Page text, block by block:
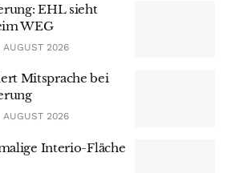
EHL sieht
WEG
2026
Mitsprache bei
2026
Interio-Fläche